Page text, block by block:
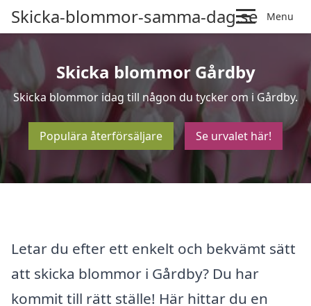
Skicka-blommor-samma-dag.se Menu
Skicka blommor Gårdby
Skicka blommor idag till någon du tycker om i Gårdby.
Populära återförsäljare Se urvalet här!
Letar du efter ett enkelt och bekvämt sätt
att skicka blommor i Gårdby? Du har
kommit till rätt ställe! Här hittar du en